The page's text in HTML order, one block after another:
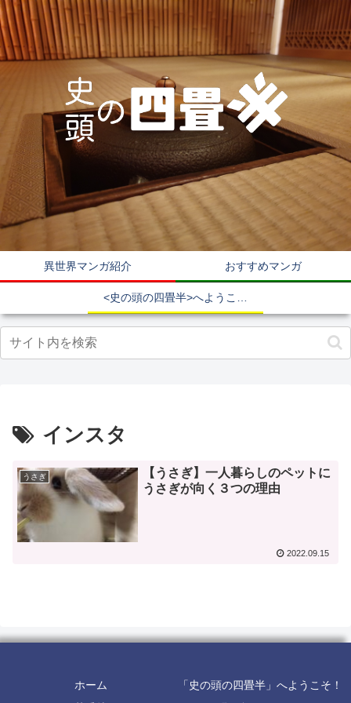
異世界マンガ紹介 おすすめマンガ
インスタ
うさぎ
【うさぎ】一人暮らしのペットに
うさぎが向く３つの理由
2022.09.15
ホーム
「史の頭の四畳半」へようこそ！